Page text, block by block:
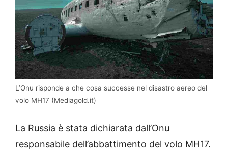
L’Onu risponde a che cosa successe nel disastro aereo del
volo MH17 (Mediagold.it)
La Russia è stata dichiarata dall’Onu
responsabile dell’abbattimento del volo MH17.